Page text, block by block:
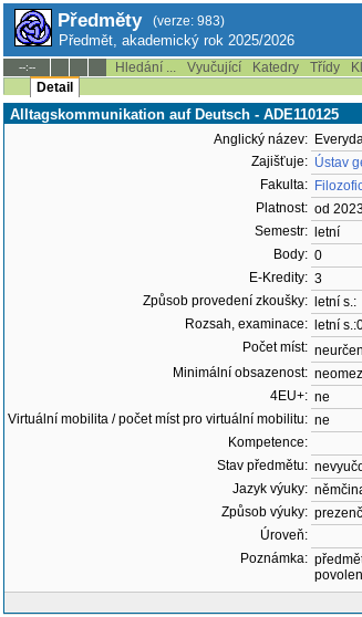
Předměty (verze: 983)
Předmět, akademický rok 2025/2026
--:-- Hledání ... Vyučující Katedry Třídy
Detail
Alltagskommunikation auf Deutsch - ADE110125
Anglický název:
Zajišťuje: Ústav
Fakulta:
Platnost: od
Semestr:
letní
Body: 0
E-Kredity: 3
Způsob provedení zkoušky:
letní s.:
Rozsah, examinace:
letní
Počet míst:
Minimální obsazenost:
4EU+: ne
Virtuální mobilita / počet míst pro virtuální mobilitu: ne
Kompetence:
Stav předmětu:
Jazyk výuky:
Způsob výuky:
Úroveň:
Poznámka: